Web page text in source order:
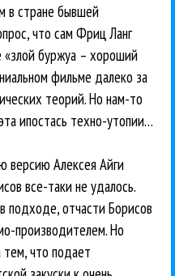
в стране бывшей
что сам Фриц Ланг
«злой буржуа – хороший
фильме далеко за
теорий. Но нам-то
ипостась техно-утопии…
версию Алексея Айги
все-таки не удалось.
подходе, отчасти Борисов
производителем. Но
тем, что подает